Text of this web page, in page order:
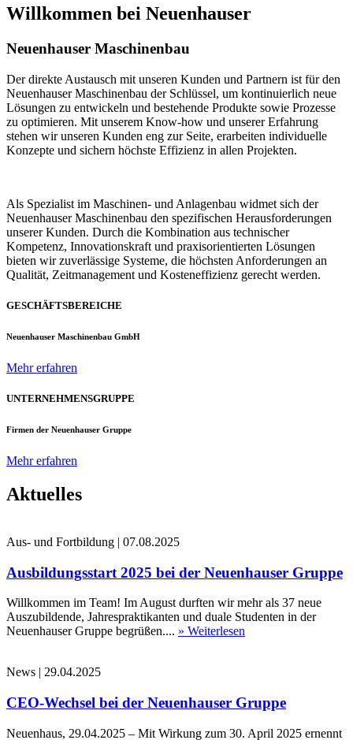
Willkommen bei Neuenhauser
Neuenhauser Maschinenbau
Der direkte Austausch mit unseren Kunden und Partnern ist für den
Neuenhauser Maschinenbau der Schlüssel, um kontinuierlich neue
Lösungen zu entwickeln und bestehende Produkte sowie Prozesse
zu optimieren. Mit unserem Know-how und unserer Erfahrung
stehen wir unseren Kunden eng zur Seite, erarbeiten individuelle
Konzepte und sichern höchste Effizienz in allen Projekten.
Als Spezialist im Maschinen- und Anlagenbau widmet sich der
Neuenhauser Maschinenbau den spezifischen Herausforderungen
unserer Kunden. Durch die Kombination aus technischer
Kompetenz, Innovationskraft und praxisorientierten Lösungen
bieten wir zuverlässige Systeme, die höchsten Anforderungen an
Qualität, Zeitmanagement und Kosteneffizienz gerecht werden.
GESCHÄFTSBEREICHE
Neuenhauser Maschinenbau GmbH
Mehr erfahren
UNTERNEHMENSGRUPPE
Firmen der Neuenhauser Gruppe
Mehr erfahren
Aktuelles
Aus- und Fortbildung | 07.08.2025
Ausbildungsstart 2025 bei der Neuenhauser Gruppe
Willkommen im Team! Im August durften wir mehr als 37 neue
Auszubildende, Jahrespraktikanten und duale Studenten in der
Neuenhauser Gruppe begrüßen.... » Weiterlesen
News | 29.04.2025
CEO-Wechsel bei der Neuenhauser Gruppe
Neuenhaus, 29.04.2025 – Mit Wirkung zum 30. April 2025 ernennt